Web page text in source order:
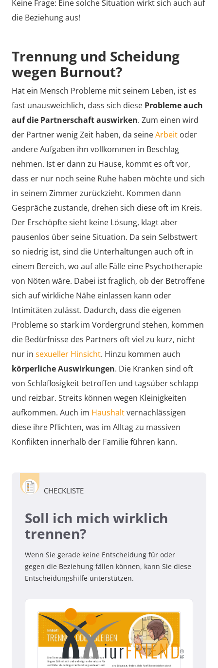
Keine Frage: Eine solche Situation wirkt sich auch auf
die Beziehung aus!
Trennung und Scheidung
wegen Burnout?
Hat ein Mensch Probleme mit seinem Leben, ist es
fast unausweichlich, dass sich diese Probleme auch
auf die Partnerschaft auswirken. Zum einen wird
der Partner wenig Zeit haben, da seineArbeit oder
andere Aufgaben ihn vollkommen in Beschlag
nehmen. Ist er dann zu Hause, kommt es oft vor,
dass er nur noch seine Ruhe haben möchte und sich
in seinem Zimmer zurückzieht. Kommen dann
Gespräche zustande, drehen sich diese oft im Kreis.
Der Erschöpfte sieht keine Lösung, klagt aber
pausenlos über seine Situation. Da sein Selbstwert
so niedrig ist, sind die Unterhaltungen auch oft in
einem Bereich, wo auf alle Fälle eine Psychotherapie
von Nöten wäre. Dabei ist fraglich, ob der Betroffene
sich auf wirkliche Nähe einlassen kann oder
Intimitäten zulässt. Dadurch, dass die eigenen
Probleme so stark im Vordergrund stehen, kommen
die Bedürfnisse des Partners oft viel zu kurz, nicht
nur in sexueller Hinsicht. Hinzu kommen auch
körperliche Auswirkungen. Die Kranken sind oft
von Schlaflosigkeit betroffen und tagsüber schlapp
und reizbar. Streits können wegen Kleinigkeiten
aufkommen. Auch im Haushaltvernachlässigen
diese ihre Pflichten, was im Alltag zu massiven
Konflikten innerhalb der Familie führen kann.
CHECKLISTE
Soll ich mich wirklich
trennen?
Wenn Sie gerade keine Entscheidung für oder
gegen die Beziehung fällen können, kann Sie diese
Entscheidungshilfe unterstützen.